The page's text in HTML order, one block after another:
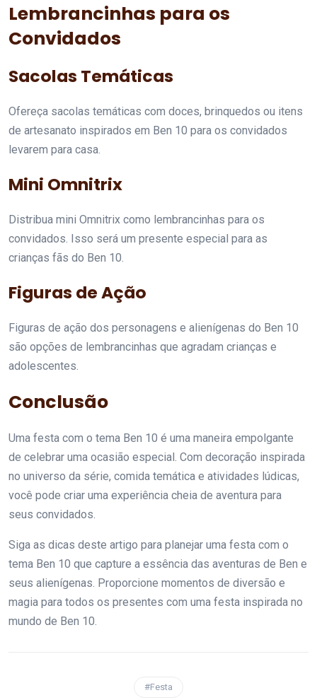
Lembrancinhas para os
Convidados
Sacolas Temáticas
Ofereça sacolas temáticas com doces, brinquedos ou itens
de artesanato inspirados em Ben 10 para os convidados
levarem para casa.
Mini Omnitrix
Distribua mini Omnitrix como lembrancinhas para os
convidados. Isso será um presente especial para as
crianças fãs do Ben 10.
Figuras de Ação
Figuras de ação dos personagens e alienígenas do Ben 10
são opções de lembrancinhas que agradam crianças e
adolescentes.
Conclusão
Uma festa com o tema Ben 10 é uma maneira empolgante
de celebrar uma ocasião especial. Com decoração inspirada
no universo da série, comida temática e atividades lúdicas,
você pode criar uma experiência cheia de aventura para
seus convidados.
Siga as dicas deste artigo para planejar uma festa com o
tema Ben 10 que capture a essência das aventuras de Ben e
seus alienígenas. Proporcione momentos de diversão e
magia para todos os presentes com uma festa inspirada no
mundo de Ben 10.
#Festa